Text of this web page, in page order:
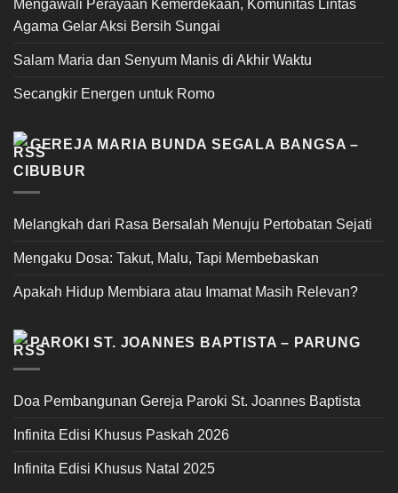
Mengawali Perayaan Kemerdekaan, Komunitas Lintas
Agama Gelar Aksi Bersih Sungai
Salam Maria dan Senyum Manis di Akhir Waktu
Secangkir Energen untuk Romo
GEREJA MARIA BUNDA SEGALA BANGSA –
CIBUBUR
Melangkah dari Rasa Bersalah Menuju Pertobatan Sejati
Mengaku Dosa: Takut, Malu, Tapi Membebaskan
Apakah Hidup Membiara atau Imamat Masih Relevan?
PAROKI ST. JOANNES BAPTISTA – PARUNG
Doa Pembangunan Gereja Paroki St. Joannes Baptista
Infinita Edisi Khusus Paskah 2026
Infinita Edisi Khusus Natal 2025